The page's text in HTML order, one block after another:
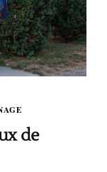
de